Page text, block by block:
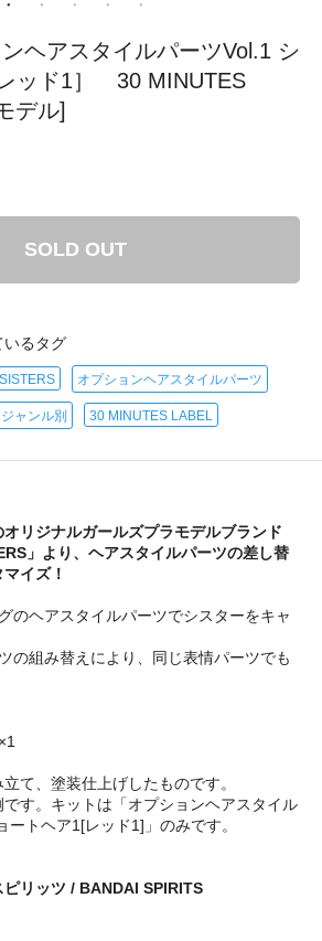
ヘアスタイルパーツVol.1 シ
ッド1］ 30 MINUTES
デル]
SOLD OUT
いるタグ
オプションヘアスタイルパーツ
ジャンル別 30 MINUTES LABEL
リジナルガールズプラモデルブランド
」より、ヘアスタイルパーツの差し替
イズ！
のヘアスタイルパーツでシスターをキャ
の組み替えにより、同じ表情パーツでも
て、塗装仕上げしたものです。
す。キットは「オプションヘアスタイル
ートヘア1[レッド1]」のみです。
ピリッツ / BANDAI SPIRITS